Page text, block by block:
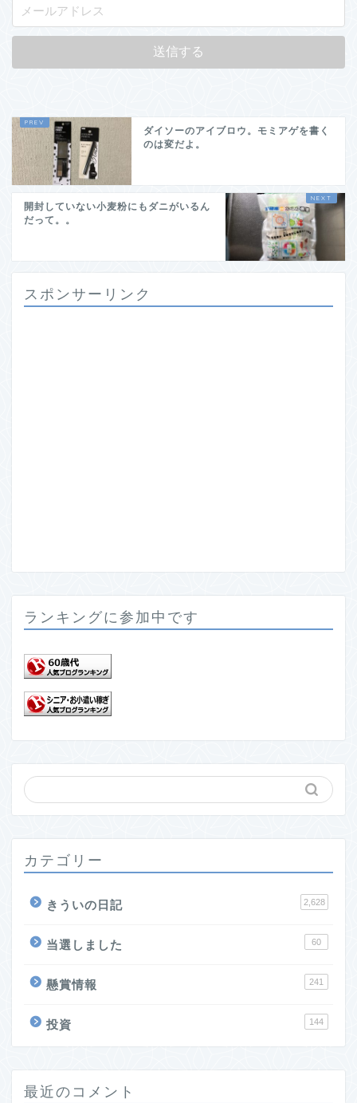
ダイソーのアイブロウ。モミアゲを書く
のは変だよ。
開封していない小麦粉にもダニがいるん
だって。。
スポンサーリンク
ランキングに参加中です
カテゴリー
きういの日記 2,628
当選しました 60
懸賞情報 241
投資 144
最近のコメント